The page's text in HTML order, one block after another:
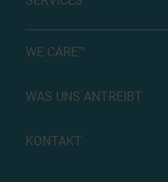
WE CARE™
WAS UNS ANTREIBT
KONTAKT